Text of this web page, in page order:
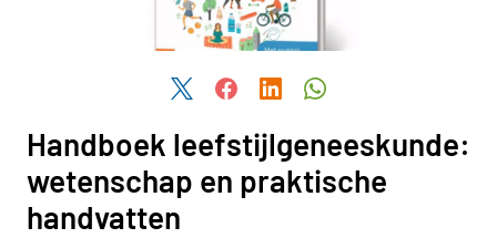
Deel dit artikel via Twitter
Deel dit artikel via Facebook
Deel dit artikel via LinkedIn
Handboek leefstijlgeneeskunde:
wetenschap en praktische
handvatten